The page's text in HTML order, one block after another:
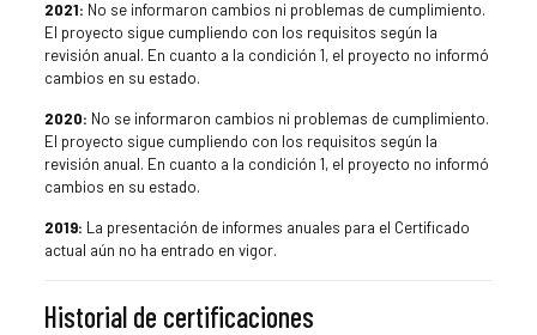
2021: No se informaron cambios ni problemas de cumplimiento.
El proyecto sigue cumpliendo con los requisitos según la
revisión anual. En cuanto a la condición 1, el proyecto no informó
cambios en su estado.
2020: No se informaron cambios ni problemas de cumplimiento.
El proyecto sigue cumpliendo con los requisitos según la
revisión anual. En cuanto a la condición 1, el proyecto no informó
cambios en su estado.
2019: La presentación de informes anuales para el Certificado
actual aún no ha entrado en vigor.
Historial de certificaciones